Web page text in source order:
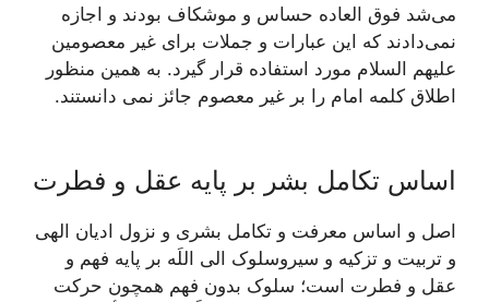
می‌‏شد فوق العاده حساس و موشكاف بودند و اجازه
نمی‌دادند كه اين عبارات و جملات براى غير معصومين
علیهم السلام مورد استفاده قرار گيرد. به همین منظور
اطلاق کلمه امام را بر غیر معصوم جائز نمی دانستند.
اساس تکامل بشر بر پایه عقل و فطرت
اصل و اساس معرفت و تكامل بشرى و نزول اديان الهى
و تربيت و تزكيه و سيروسلوک الى اللَه بر پايه فهم و
عقل و فطرت است؛ سلوک بدون فهم همچون حركت